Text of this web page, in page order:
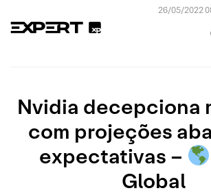
26/05/2022
Nvidia decepciona
com projeções
expectativas –
Global